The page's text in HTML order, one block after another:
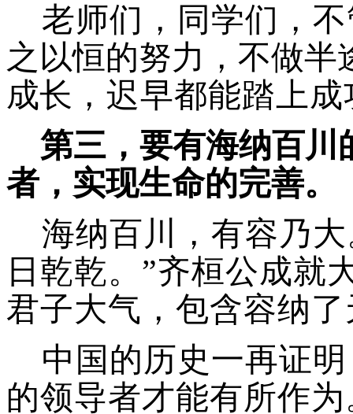
老师们，同学们，
之以恒的努力，不做
成长 ，迟早都能踏上
第三，要有海纳百川
者，实现生命的完善。
海纳百川，有容乃
日乾乾。”齐桓公成就
君子大气，包含容纳
中国的历史一再证
的领导者才能有所作